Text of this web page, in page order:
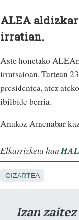
ALEA
irratian.
Aste honetako
irratsaioan. Tartean
presidentea, atez
ibilbide berria.
Anakoz Amenabar
Elkarrizketa hau
GIZARTEA
Izan